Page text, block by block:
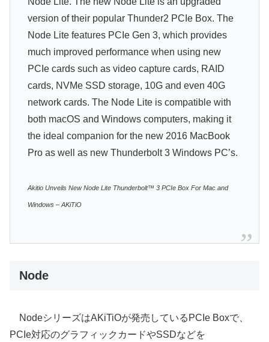
version of their popular Thunder2 PCIe Box. The
Node Lite features PCIe Gen 3, which provides
much improved performance when using new
PCIe cards such as video capture cards, RAID
cards, NVMe SSD storage, 10G and even 40G
network cards. The Node Lite is compatible with
both macOS and Windows computers, making it
the ideal companion for the new 2016 MacBook
Pro as well as new Thunderbolt 3 Windows PC’s.
Akitio Unveils New Node Lite Thunderbolt™ 3 PCIe Box For Mac and
Windows – AKiTiO
Node
NodeシリーズはAKiTiOが発売しているPCIe Boxで、
PCIe対応のグラフィックカードやSSDなどを